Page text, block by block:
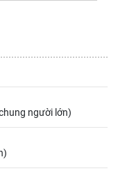
người lớn)